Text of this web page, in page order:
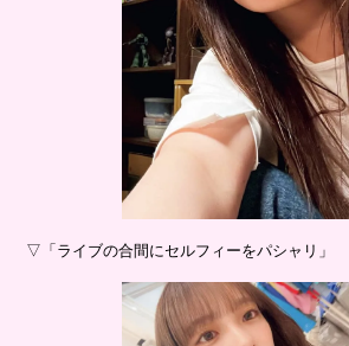
▽「ライブの合間にセルフィーをパシャリ」